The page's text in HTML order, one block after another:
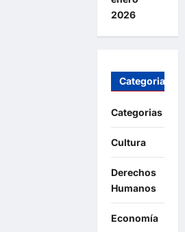
2026
Categorias
Categorias
Cultura
Derechos
Humanos
Economía